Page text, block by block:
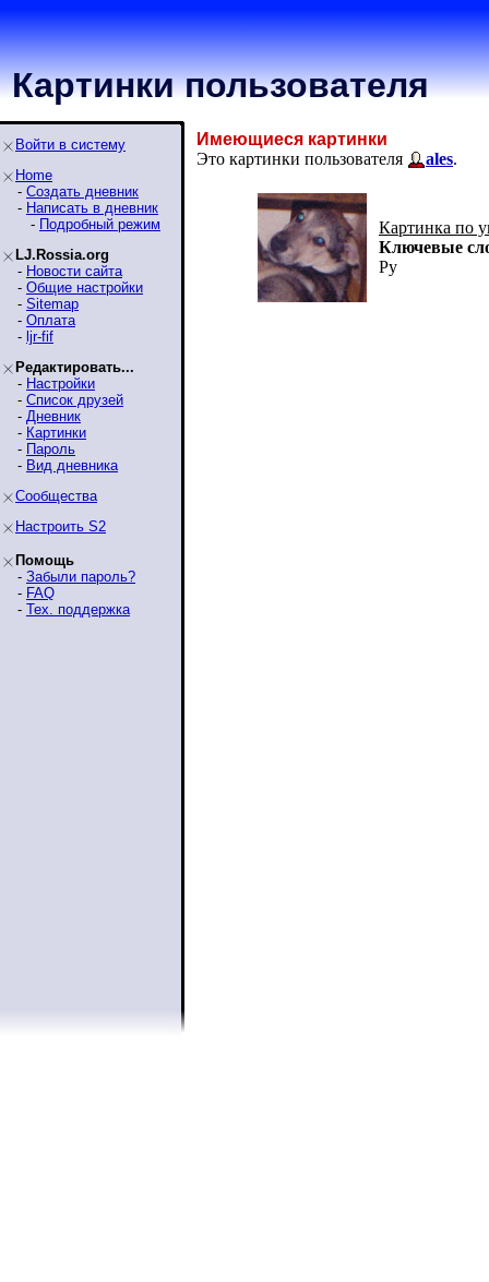
Картинки пользователя
Войти в систему
Home
- Создать дневник
- Написать в дневник
- Подробный режим
LJ.Rossia.org
- Новости сайта
- Общие настройки
- Sitemap
- Оплата
- ljr-fif
Редактировать...
- Настройки
- Список друзей
- Дневник
- Картинки
- Пароль
- Вид дневника
Сообщества
Настроить S2
Помощь
- Забыли пароль?
- FAQ
- Тех. поддержка
Имеющиеся картинки
Это картинки пользователя
ales.
Картинка по
Ключевые
Ру